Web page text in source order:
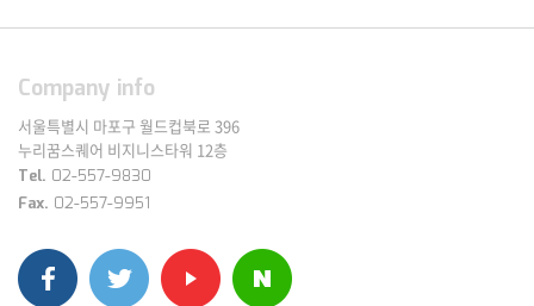
Company info
서울특별시 마포구 월드컵북로 396
누리꿈스퀘어 비지니스타워 12층
Tel. 02-557-9830
Fax. 02-557-9951